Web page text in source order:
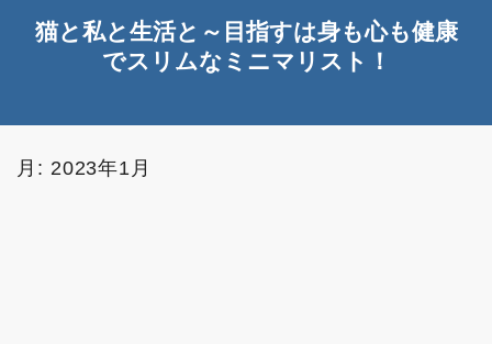
猫と私と生活と～目指すは身も心も健康
でスリムなミニマリスト！
月: 2023年1月